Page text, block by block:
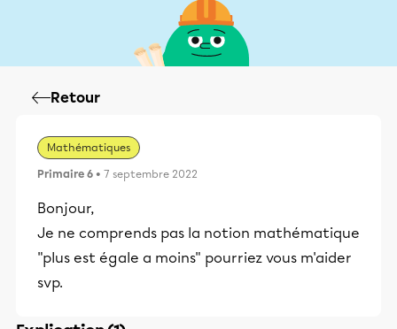
Retour
Mathématiques
Primaire 6 • 7 septembre 2022
Bonjour,
Je ne comprends pas la notion mathématique
"plus est égale a moins" pourriez vous m'aider
svp.